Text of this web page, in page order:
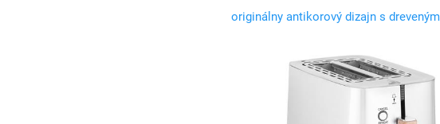
originálny antikorový dizajn s